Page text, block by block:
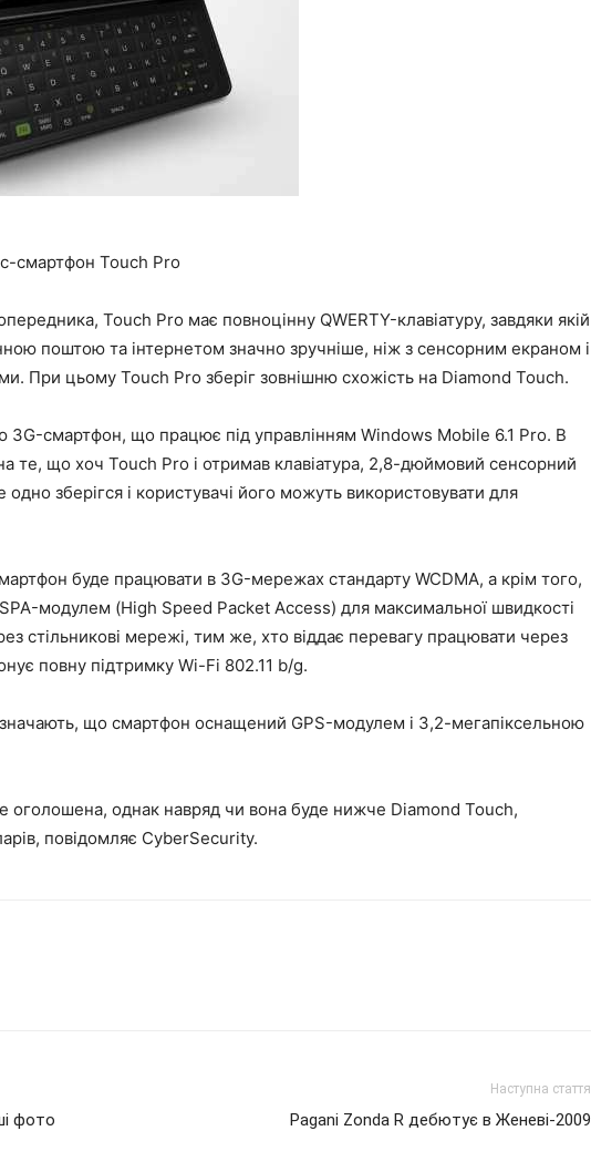
смартфон Touch Pro
Touch Pro має повноцінну QWERTY-клавіатуру, завдяки якій
поштою та інтернетом значно зручніше, ніж з сенсорним екраном і
При цьому Touch Pro зберіг зовнішню схожість на Diamond Touch.
3G-смартфон, що працює під управлінням Windows Mobile 6.1 Pro. В
те, що хоч Touch Pro і отримав клавіатура, 2,8-дюймовий сенсорний
зберігся і користувачі його можуть використовувати для
буде працювати в 3G-мережах стандарту WCDMA, а крім того,
модулем (High Speed Packet Access) для максимальної швидкості
стільникові мережі, тим же, хто віддає перевагу працювати через
повну підтримку Wi-Fi 802.11 b/g.
що смартфон оснащений GPS-модулем і 3,2-мегапіксельною
оголошена, однак навряд чи вона буде нижче Diamond Touch,
повідомляє CyberSecurity.
фото
Наступна стаття
Pagani Zonda R дебютує в Женеві-2009